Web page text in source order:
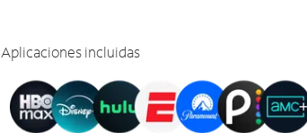
Aplicaciones incluidas